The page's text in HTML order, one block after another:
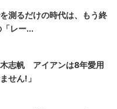
測るだけの時代は、もう終
レー...
木志帆 アイアンは8年愛用
せん!」